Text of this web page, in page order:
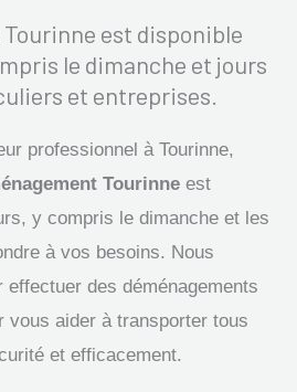
Tourinne est disponible
le dimanche et jours
et entreprises.
professionnel à Tourinne,
Tourinne est
y compris le dimanche et les
à vos besoins. Nous
effectuer des déménagements
vous aider à transporter tous
et efficacement.